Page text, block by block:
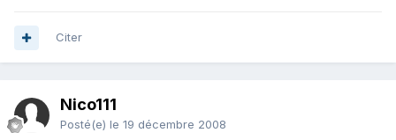
Citer
Nico111
Posté(e) le 19 décembre 2008